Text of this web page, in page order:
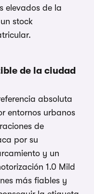
elevados de la
stock
de la ciudad
absoluta
entornos urbanos
de
por su
y un
1.0 Mild
más fiables y